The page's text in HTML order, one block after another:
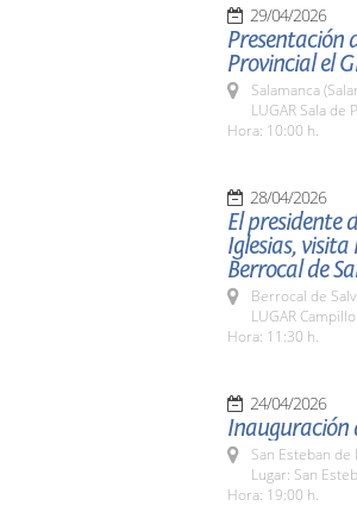
29/04/2026
Presentación
Provincial el
Salamanca
LUGAR Sala de
Hora: 10:00 h.
28/04/2026
El presidente
Iglesias,
Berrocal de
Berrocal de
LUGAR
Hora: 11:30 h.
24/04/2026
Inauguración
San Esteban de
Lugar: San
Hora: 19:00 h.